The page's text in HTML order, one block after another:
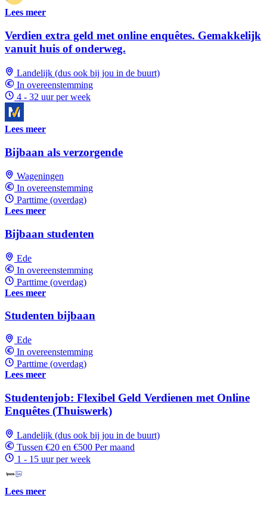
Lees meer
Verdien extra geld met online enquêtes. Gemakkelijk
vanuit huis of onderweg.
Landelijk (dus ook bij jou in de buurt)
In overeenstemming
4 - 32 uur per week
Lees meer
Bijbaan als verzorgende
Wageningen
In overeenstemming
Parttime (overdag)
Lees meer
Bijbaan studenten
Ede
In overeenstemming
Parttime (overdag)
Lees meer
Studenten bijbaan
Ede
In overeenstemming
Parttime (overdag)
Lees meer
Studentenjob: Flexibel Geld Verdienen met Online
Enquêtes (Thuiswerk)
Landelijk (dus ook bij jou in de buurt)
Tussen €20 en €500 Per maand
1 - 15 uur per week
Lees meer